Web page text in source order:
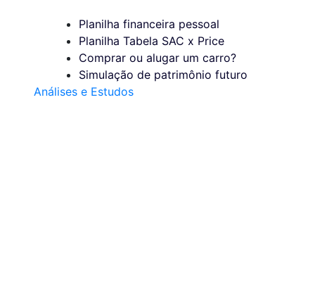
Planilha financeira pessoal
Planilha Tabela SAC x Price
Comprar ou alugar um carro?
Simulação de patrimônio futuro
Análises e Estudos